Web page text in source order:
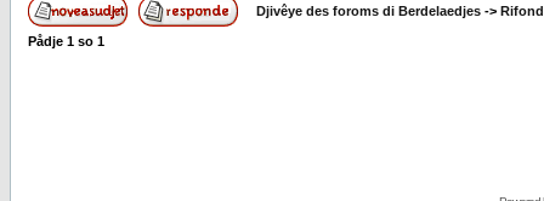
Djivêye des foroms di Berdelaedjes ->
Pådje 1 so 1